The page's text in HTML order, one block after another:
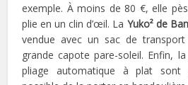
exemple. À moins de 80 €, elle
plie en un clin d’œil. La Yuko² de
vendue avec un sac de
grande capote pare-soleil. Enfin, la
pliage automatique à plat sont